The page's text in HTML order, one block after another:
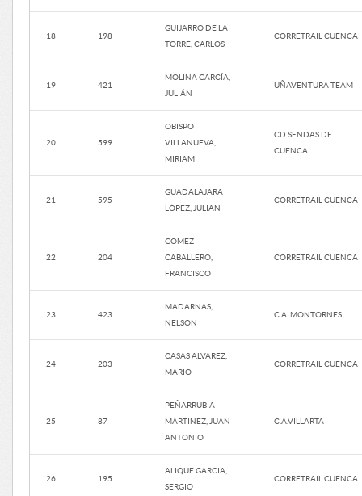
18 198
GUIJARRO DE LA
TORRE, CARLOS
CORRETRAIL CUENCA
19 421
MOLINA GARCÍA,
JULIÁN
UÑAVENTURA TEAM
20 599
OBISPO
VILLANUEVA,
MIRIAM
CD SENDAS DE
CUENCA
21 595
GUADALAJARA
LÓPEZ, JULIAN
CORRETRAIL CUENCA
22 204
GOMEZ
CABALLERO,
FRANCISCO
CORRETRAIL CUENCA
23 423
MADARNAS,
NELSON
C.A. MONTORNES
24 203
CASAS ALVAREZ,
MARIO
CORRETRAIL CUENCA
25 87
PEÑARRUBIA
MARTINEZ, JUAN
ANTONIO
C.A.VILLARTA
26 195
ALIQUE GARCIA,
SERGIO
CORRETRAIL CUENCA